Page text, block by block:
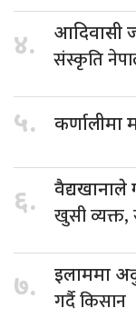
४. आदिवासी
संस्कृति
५. कर्णालीमा
६. वैद्यखानाले
खुसी
७. इलाममा
गर्दै किसान